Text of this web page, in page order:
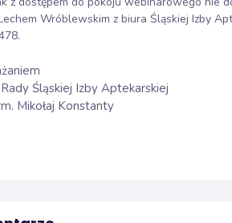
Wróblewskim z biura Śląskiej Izby
Śląskiej Izby Aptekarskiej
Mikołaj Konstanty